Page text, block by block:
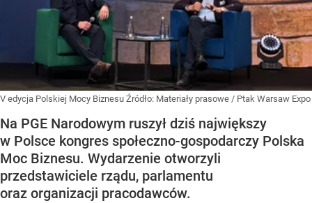
V edycja Polskiej Mocy Biznesu Źródło: Materiały prasowe / Ptak Warsaw Expo
Na PGE Narodowym ruszył dziś największy
w Polsce kongres społeczno-gospodarczy Polska
Moc Biznesu. Wydarzenie otworzyli
przedstawiciele rządu, parlamentu
oraz organizacji pracodawców.